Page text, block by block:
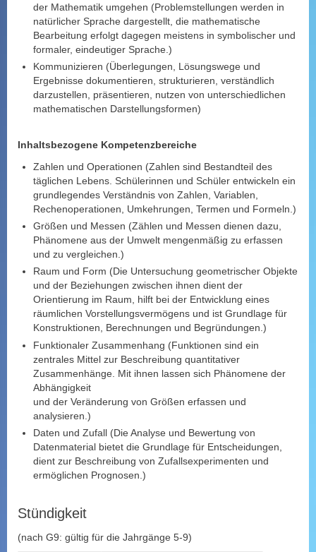
der Mathematik umgehen (Problemstellungen werden in
natürlicher Sprache dargestellt, die mathematische
Bearbeitung erfolgt dagegen meistens in symbolischer und
formaler, eindeutiger Sprache.)
Kommunizieren (Überlegungen, Lösungswege und
Ergebnisse dokumentieren, strukturieren, verständlich
darzustellen, präsentieren, nutzen von unterschiedlichen
mathematischen Darstellungsformen)
Inhaltsbezogene Kompetenzbereiche
Zahlen und Operationen (Zahlen sind Bestandteil des
täglichen Lebens. Schülerinnen und Schüler entwickeln ein
grundlegendes Verständnis von Zahlen, Variablen,
Rechenoperationen, Umkehrungen, Termen und Formeln.)
Größen und Messen (Zählen und Messen dienen dazu,
Phänomene aus der Umwelt mengenmäßig zu erfassen
und zu vergleichen.)
Raum und Form (Die Untersuchung geometrischer Objekte
und der Beziehungen zwischen ihnen dient der
Orientierung im Raum, hilft bei der Entwicklung eines
räumlichen Vorstellungsvermögens und ist Grundlage für
Konstruktionen, Berechnungen und Begründungen.)
Funktionaler Zusammenhang (Funktionen sind ein
zentrales Mittel zur Beschreibung quantitativer
Zusammenhänge. Mit ihnen lassen sich Phänomene der
Abhängigkeit
und der Veränderung von Größen erfassen und
analysieren.)
Daten und Zufall (Die Analyse und Bewertung von
Datenmaterial bietet die Grundlage für Entscheidungen,
dient zur Beschreibung von Zufallsexperimenten und
ermöglichen Prognosen.)
Stündigkeit
(nach G9: gültig für die Jahrgänge 5-9)